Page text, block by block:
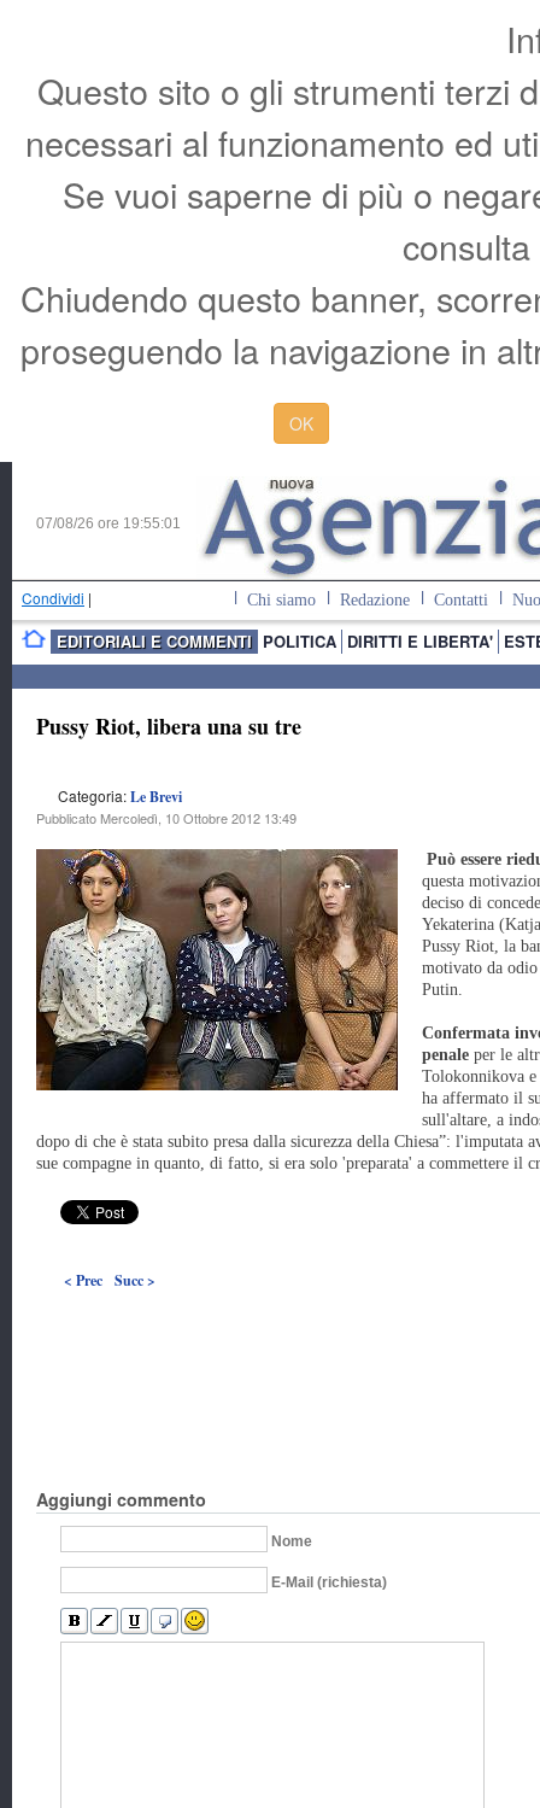
Questo sito o gli strumenti terzi
necessari al funzionamento ed
Se vuoi saperne di più o
Chiudendo questo banner,
proseguendo la navigazione in
OK
07/08/26 ore 19:55:02
Condividi | Chi siamo Redazione Contatti
EDITORIALI E COMMENTI POLITICA DIRITTI E LIBERTA'
Pussy Riot, libera una su tre
Categoria:Le Brevi
Pubblicato Mercoledì, 10 Ottobre 2012 13:49
Può essere
questa
deciso di
Yekaterina
Pussy Riot, la
motivato da
Putin.
Confermata
penale per le
Tolokonnikova
ha affermato il
sull'altare, a
dopo di che è stata subito presa dalla sicurezza della Chiesa”: l'imputata
sue compagne in quanto, di fatto, si era solo 'preparata' a commettere il
< Prec Succ >
Aggiungi commento
Nome
E-Mail (richiesta)